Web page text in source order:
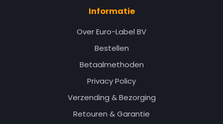
Informatie
Over Euro-Label BV
Bestellen
Betaalmethoden
Privacy Policy
Verzending & Bezorging
Retouren & Garantie